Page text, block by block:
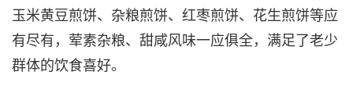
玉米黄豆煎饼、杂粮煎饼、红枣煎饼、花生煎饼等应
有尽有，荤素杂粮、甜咸风味一应俱全，满足了老少
群体的饮食喜好。